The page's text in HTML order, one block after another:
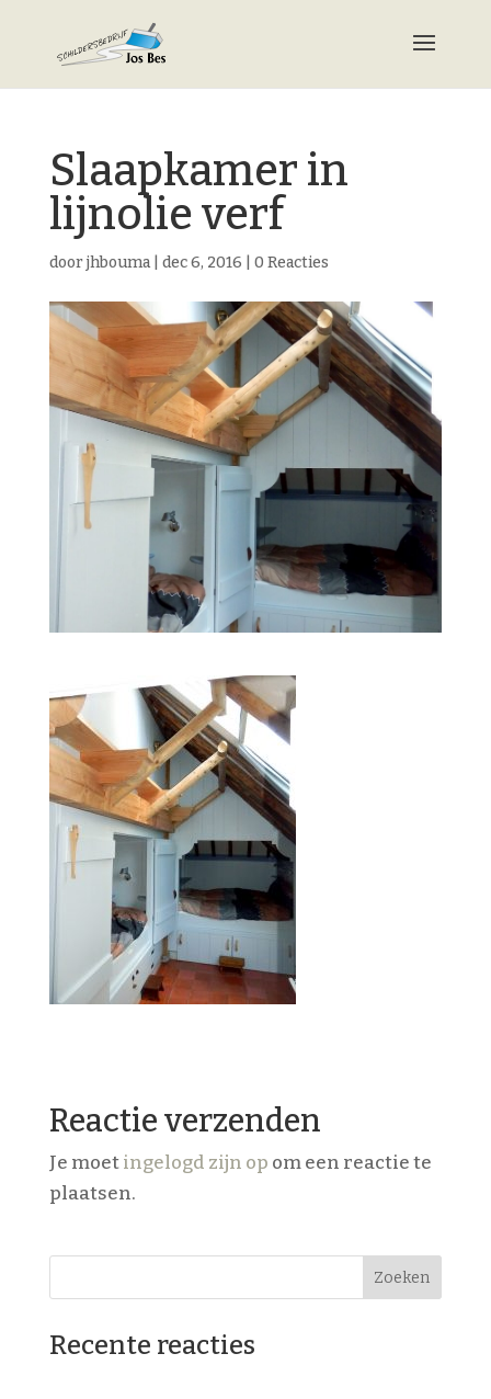
Slaapkamer in
lijnolie verf
doorjhbouma| dec 6, 2016 0 Reacties
Reactie verzenden
Je moetingelogd zijn op om een reactie te
plaatsen.
Recente reacties